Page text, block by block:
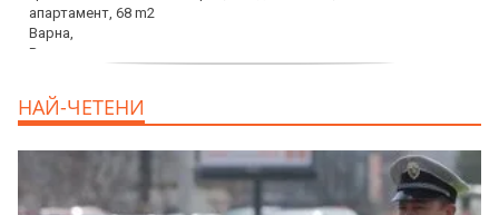
НАЙ-ЧЕТЕНИ